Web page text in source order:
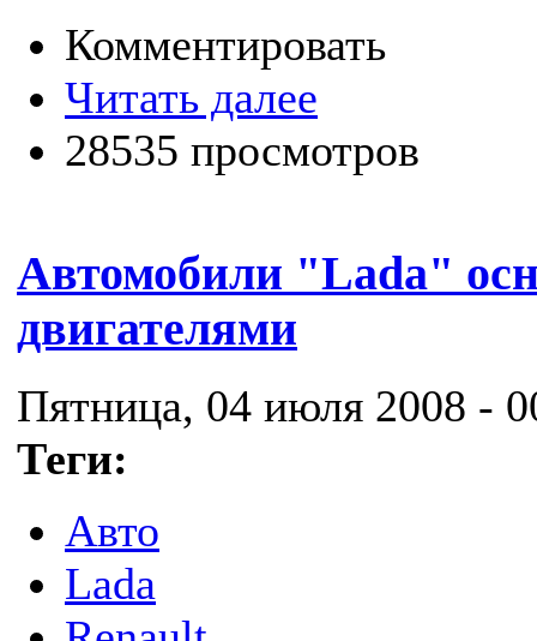
Комментировать
Читать далее
28535 просмотров
Автомобили "Lada"
двигателями
Пятница, 04 июля 2008 -
Теги:
Авто
Lada